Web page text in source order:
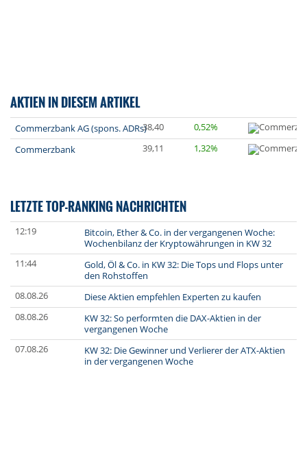
AKTIEN IN DIESEM ARTIKEL
Commerzbank AG (spons. ADRs)38,40
0,52%
Commerzbank
39,11 1,32%
LETZTE TOP-RANKING NACHRICHTEN
12:19
Bitcoin, Ether & Co. in der vergangenen Woche:
Wochenbilanz der Kryptowährungen in KW 32
11:44
Gold, Öl & Co. in KW 32: Die Tops und Flops unter
den Rohstoffen
08.08.26
Diese Aktien empfehlen Experten zu kaufen
08.08.26
KW 32: So performten die DAX-Aktien in der
vergangenen Woche
07.08.26
KW 32: Die Gewinner und Verlierer der ATX-Aktien
in der vergangenen Woche